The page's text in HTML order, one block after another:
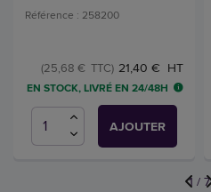
Référence : 258200
21,40 € HT
(25,68 € TTC)
EN STOCK, LIVRÉ EN 24/48H
AJOUTER
1 / 7